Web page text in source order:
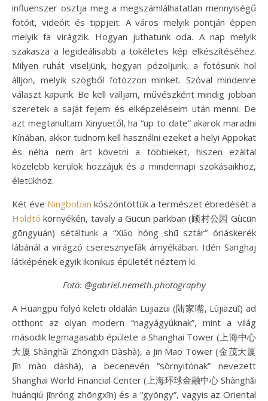
influenszer osztja meg a megszámlálhatatlan mennyiségű
fotóit, videóit és tippjeit. A város melyik pontján éppen
melyik fa virágzik. Hogyan juthatunk oda. A nap melyik
szakasza a legideálisabb a tökéletes kép elkészítéséhez.
Milyen ruhát viseljünk, hogyan pózoljunk, a fotósunk hol
álljon, melyik szögből fotózzon minket. Szóval mindenre
választ kapunk. Be kell valljam, művészként mindig jobban
szeretek a saját fejem és elképzeléseim után menni. De
azt megtanultam Xinyuetől, ha “up to date” akarok maradni
Kínában, akkor tudnom kell használni ezeket a helyi Appokat
és néha nem árt követni a többieket, hiszen ezáltal
közelebb kerülök hozzájuk és a mindennapi szokásaikhoz,
életükhöz.
Két éve Ningboban köszöntöttük a természet ébredését a
Holdtó környékén, tavaly a Gucun parkban (顾村公园 Gùcūn
gōngyuán) sétáltunk a “Xiǎo hóng shū sztár” óriáskerék
lábánál a virágzó cseresznyefák árnyékában. Idén Sanghaj
látképének egyik ikonikus épületét néztem ki.
Fotó: @gabriel.nemeth.photography
A Huangpu folyó keleti oldalán Lujiazui (陆家嘴, Lùjiāzuǐ) ad
otthont az olyan modern “nagyágyúknak”, mint a világ
második legmagasabb épülete a Shanghai Tower (上海中心
大厦 Shànghǎi Zhōngxīn Dàshà), a Jin Mao Tower (金茂大厦
Jīn mào dàshà), a becenevén “sörnyitónak” nevezett
Shanghai World Financial Center (上海环球金融中心 Shànghǎi
huánqiú jīnróng zhōngxīn) és a “gyöngy”, vagyis az Oriental